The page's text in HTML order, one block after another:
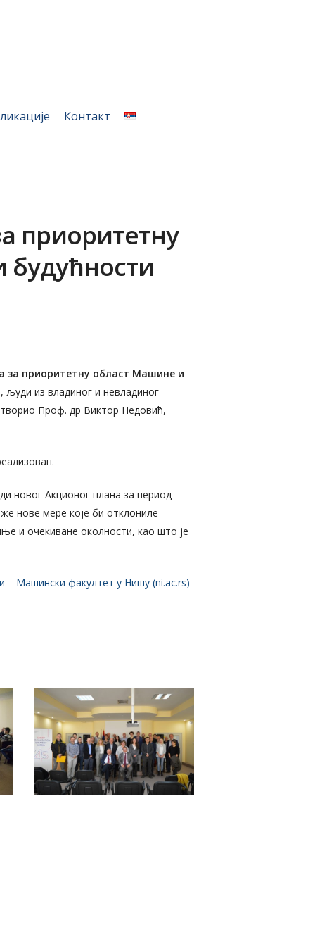
Контакт
приоритетну
за приоритетну област Машине и
људи из владиног и невладиног
Проф. др Виктор Недовић,
новог Акционог плана за период
нове мере које би отклониле
и очекиване околности, као што је
– Машински факултет у Нишу (ni.ac.rs)